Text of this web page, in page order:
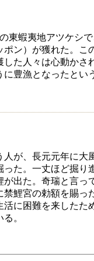
東蝦夷地アツケシ
ポン）が獲れた。こ
した人々は心動かさ
に豊漁となったとい
人が、長元元年に大
った。一丈ほど掘り
が出た。奇瑞と言っ
禁鯉宮の勅額を賜っ
活に困難を来したた
。